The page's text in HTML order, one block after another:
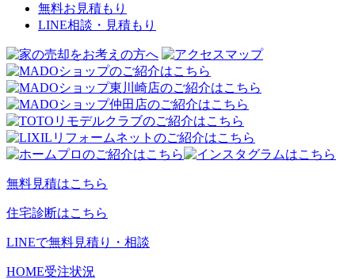
無料お見積もり
LINE相談・見積もり
無料見積はこちら
住宅診断はこちら
LINEで無料見積り・相談
HOME受注状況